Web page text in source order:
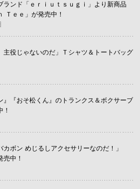
ランド「ｅｒｉｕｔｓｕｇｉ」より新商品
Ｔｅｅ」が発売中！
主役じゃないのだ」Ｔシャツ＆トートバッグ
』『おそ松くん』のトランクス＆ボクサーブ
！
カボン めじるしアクセサリーなのだ！」
売中！